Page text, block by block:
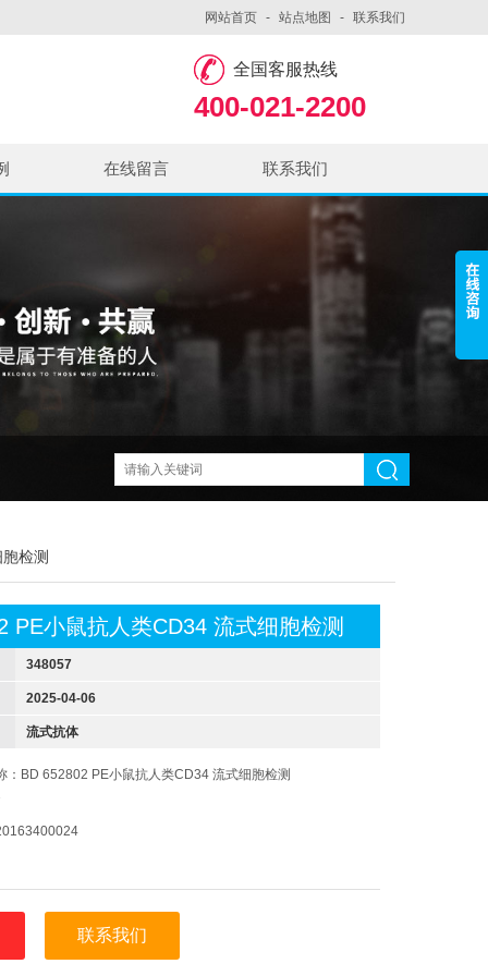
网站首页 - 站点地图 - 联系我们
全国客服热线
400-021-2200
在线留言 联系我们
检测
PE小鼠抗人类CD34 流式细胞检测
348057
2025-04-06
流式抗体
：BD 652802 PE小鼠抗人类CD34 流式细胞检测
联系我们